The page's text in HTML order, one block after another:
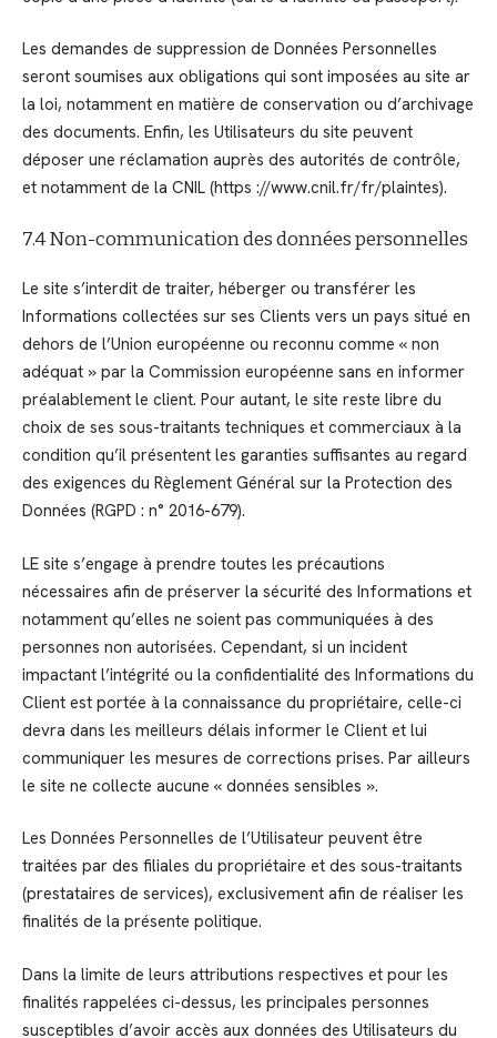
Les demandes de suppression de Données Personnelles
seront soumises aux obligations qui sont imposées au site ar
la loi, notamment en matière de conservation ou d’archivage
des documents. Enfin, les Utilisateurs du site peuvent
déposer une réclamation auprès des autorités de contrôle,
et notamment de la CNIL (https ://www.cnil.fr/fr/plaintes).
7.4 Non-communication des données personnelles
Le site s’interdit de traiter, héberger ou transférer les
Informations collectées sur ses Clients vers un pays situé en
dehors de l’Union européenne ou reconnu comme « non
adéquat » par la Commission européenne sans en informer
préalablement le client. Pour autant, le site reste libre du
choix de ses sous-traitants techniques et commerciaux à la
condition qu’il présentent les garanties suffisantes au regard
des exigences du Règlement Général sur la Protection des
Données (RGPD : n° 2016-679).
LE site s’engage à prendre toutes les précautions
nécessaires afin de préserver la sécurité des Informations et
notamment qu’elles ne soient pas communiquées à des
personnes non autorisées. Cependant, si un incident
impactant l’intégrité ou la confidentialité des Informations du
Client est portée à la connaissance du propriétaire, celle-ci
devra dans les meilleurs délais informer le Client et lui
communiquer les mesures de corrections prises. Par ailleurs
le site ne collecte aucune « données sensibles ».
Les Données Personnelles de l’Utilisateur peuvent être
traitées par des filiales du propriétaire et des sous-traitants
(prestataires de services), exclusivement afin de réaliser les
finalités de la présente politique.
Dans la limite de leurs attributions respectives et pour les
finalités rappelées ci-dessus, les principales personnes
susceptibles d’avoir accès aux données des Utilisateurs du